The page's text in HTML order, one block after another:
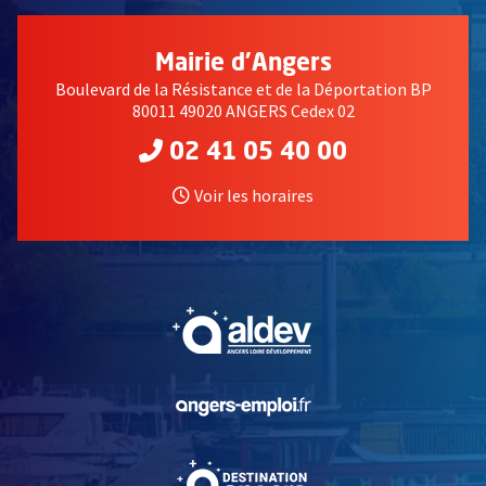
Mairie d'Angers
Boulevard de la Résistance et de la Déportation BP
80011 49020 ANGERS Cedex 02
02 41 05 40 00
Voir les horaires
, Ouvre une nouvelle